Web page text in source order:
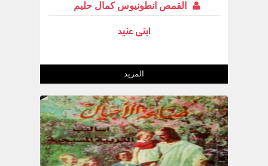
القمص انطونيوس كمال حليم
ابنى عنيد
المزيد